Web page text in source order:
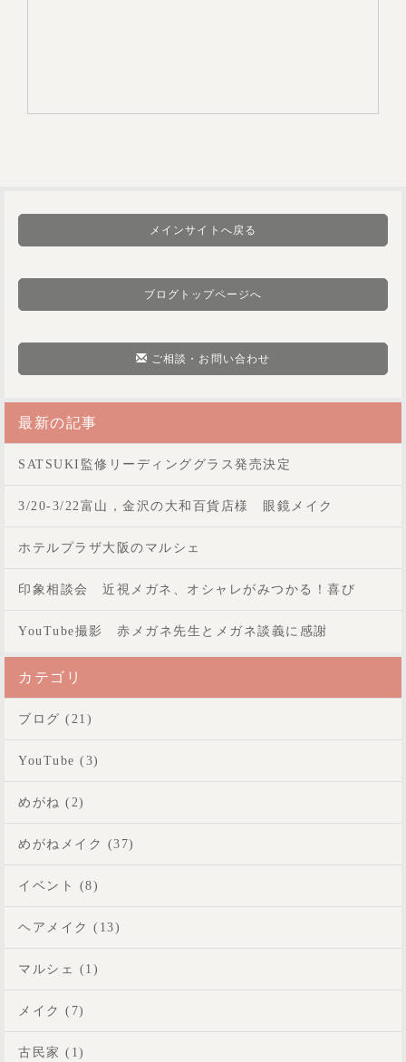
メインサイトへ戻る
ブログトップページへ
ご相談・お問い合わせ
最新の記事
SATSUKI監修リーディンググラス発売決定
3/20-3/22富山，金沢の大和百貨店様 眼鏡メイク
ホテルプラザ大阪のマルシェ
印象相談会 近視メガネ、オシャレがみつかる！喜び
YouTube撮影 赤メガネ先生とメガネ談義に感謝
カテゴリ
ブログ (21)
YouTube (3)
めがね (2)
めがねメイク (37)
イベント (8)
ヘアメイク (13)
マルシェ (1)
メイク (7)
古民家 (1)